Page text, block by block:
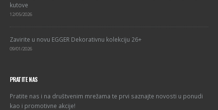
kutove
12/05/2026
Zavirite u novu EGGER Dekorativnu kolekciju 26+
09/01/2026
PRATITE NAS
Pratite nas i na društvenim mrežama te prvi saznajte novosti u ponudi
kao i promotivne akcije!